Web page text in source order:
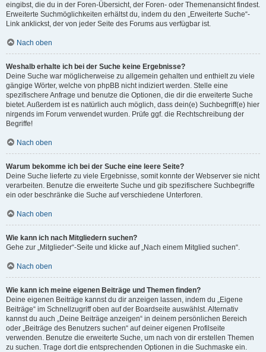
eingibst, die du in der Foren-Übersicht, der Foren- oder Themenansicht findest.
Erweiterte Suchmöglichkeiten erhältst du, indem du den „Erweiterte Suche“-
Link anklickst, der von jeder Seite des Forums aus verfügbar ist.
Nach oben
Weshalb erhalte ich bei der Suche keine Ergebnisse?
Deine Suche war möglicherweise zu allgemein gehalten und enthielt zu viele
gängige Wörter, welche von phpBB nicht indiziert werden. Stelle eine
spezifischere Anfrage und benutze die Optionen, die dir die erweiterte Suche
bietet. Außerdem ist es natürlich auch möglich, dass dein(e) Suchbegriff(e) hier
nirgends im Forum verwendet wurden. Prüfe ggf. die Rechtschreibung der
Begriffe!
Nach oben
Warum bekomme ich bei der Suche eine leere Seite?
Deine Suche lieferte zu viele Ergebnisse, somit konnte der Webserver sie nicht
verarbeiten. Benutze die erweiterte Suche und gib spezifischere Suchbegriffe
ein oder beschränke die Suche auf verschiedene Unterforen.
Nach oben
Wie kann ich nach Mitgliedern suchen?
Gehe zur „Mitglieder“-Seite und klicke auf „Nach einem Mitglied suchen“.
Nach oben
Wie kann ich meine eigenen Beiträge und Themen finden?
Deine eigenen Beiträge kannst du dir anzeigen lassen, indem du „Eigene
Beiträge“ im Schnellzugriff oben auf der Boardseite auswählst. Alternativ
kannst du auch „Deine Beiträge anzeigen“ in deinem persönlichen Bereich
oder „Beiträge des Benutzers suchen“ auf deiner eigenen Profilseite
verwenden. Benutze die erweiterte Suche, um nach von dir erstellen Themen
zu suchen. Trage dort die entsprechenden Optionen in die Suchmaske ein.